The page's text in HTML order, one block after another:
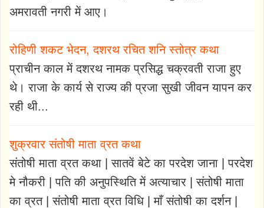
अमरावती नगरी में आए।
रोहिणी शकट भेदन, दशरथ रचित शनि स्तोत्र कथा
प्राचीन काल में दशरथ नामक प्रसिद्ध चक्रवती राजा हुए
थे। राजा के कार्य से राज्य की प्रजा सुखी जीवन यापन कर
रही थी...
शुक्रवार संतोषी माता व्रत कथा
संतोषी माता व्रत कथा | सातवें बेटे का परदेश जाना | परदेश
मे नौकरी | पति की अनुपस्थिति में अत्याचार | संतोषी माता
का व्रत | संतोषी माता व्रत विधि | माँ संतोषी का दर्शन |